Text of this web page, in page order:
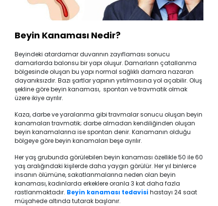
Beyin Kanaması Nedir?
Beyindeki atardamar duvarının zayıflaması sonucu
damarlarda balonsu bir yapı oluşur. Damarların çatallanma
bölgesinde oluşan bu yapı normal sağlıklı damara nazaran
dayanıksızdır. Bazı şartlar yapının yırtılmasına yol açabilir. Oluş
şekline göre beyin kanaması, spontan ve travmatik olmak
üzere ikiye ayrılır.
Kaza, darbe ve yaralanma gibi travmalar sonucu oluşan beyin
kanamaları travmatik; darbe almadan kendiliğinden oluşan
beyin kanamalarına ise spontan denir. Kanamanın olduğu
bölgeye göre beyin kanamaları beşe ayrılır.
Her yaş grubunda görülebilen beyin kanaması özellikle 50 ile 60
yaş aralığındaki kişilerde daha yaygın görülür. Her yıl binlerce
insanın ölümüne, sakatlanmalarına neden olan beyin
kanaması, kadınlarda erkeklere oranla 3 kat daha fazla
rastlanmaktadır. Beyin kanaması tedavisihastayı 24 saat
müşahede altında tutarak başlanır.